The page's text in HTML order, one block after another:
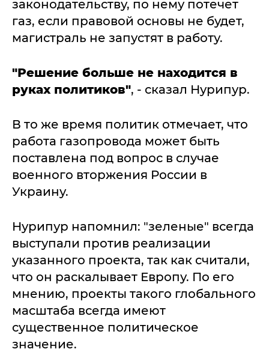
законодательству, по нему потечет
газ, если правовой основы не будет,
магистраль не запустят в работу.
"Решение больше не находится в
руках политиков", - сказал Нурипур.
В то же время политик отмечает, что
работа газопровода может быть
поставлена под вопрос в случае
военного вторжения России в
Украину.
Нурипур напомнил: "зеленые" всегда
выступали против реализации
указанного проекта, так как считали,
что он раскалывает Европу. По его
мнению, проекты такого глобального
масштаба всегда имеют
существенное политическое
значение.